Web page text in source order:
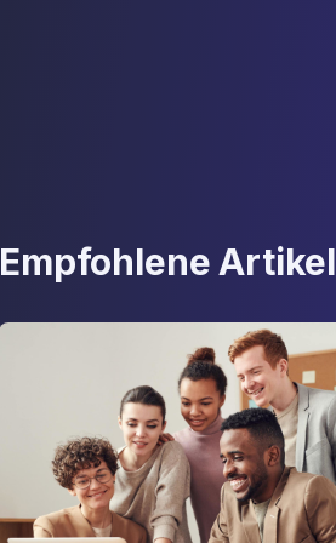
Empfohlene Artikel